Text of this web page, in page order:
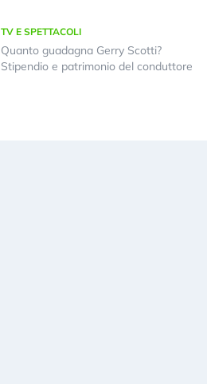
TV E SPETTACOLI
Quanto guadagna Gerry Scotti?
Stipendio e patrimonio del conduttore